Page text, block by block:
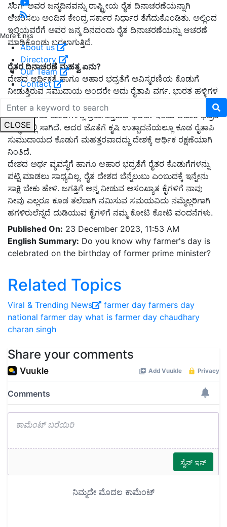
More Links
About us
Directory
Our Team
Contact
CLOSE
ಸಿಂಗ್ ಅವರ ಜನ್ಮದಿನವನ್ನು ರಾಷ್ಟ್ರೀಯ ರೈತ ದಿನಾಚರಣೆಯನ್ನಾಗಿ
ಆಚರಿಸಲು ಅಂದಿನ ಕೇಂದ್ರ ಸರ್ಕಾರ ನಿರ್ಧಾರ ತೆಗೆದುಕೊಂಡಿತು. ಅಲ್ಲಿಂದ
ಇಲ್ಲಿಯವರೆಗೆ ಅವರ ಜನ್ಮ ದಿನದಂದು ರೈತ ದಿನಾಚರಣೆಯನ್ನು ಆಚರಣೆ
ಮಾಡಿಕೊಂಡು ಬರಲಾಗುತ್ತಿದೆ.
ರೈತರ ದಿನಾಚರಣೆ ಮಹತ್ವ ಏನು?
ದೇಶದ ಆರ್ಥಿಕತೆ ಹಾಗೂ ಆಹಾರ ಭದ್ರತೆಗೆ ಅವಿಸ್ಮರಣಿಯ ಕೊಡುಗೆ
ನೀಡುತ್ತಿರುವ ಸಮುದಾಯ ಅಂದರೇ ಅದು ರೈತಾಪಿ ವರ್ಗ. ಭಾರತ ಹಳ್ಳಿಗಳ
ದೇಶವಾಗಿದ್ದು ಇಲ್ಲಿ ಕೃಷಿಯೇ ಪ್ರಧಾನ ಕಸುಬಾಗಿದೆ. ದೇಶದ ಅಂಸಂಖ್ಯಾತ
ರೈತರು ಇಂದು ಹೊಲಗಳಲ್ಲಿ ಶ್ರಮಿಸುತ್ತಿರುವ ಫಲವೇ ಇಂದು ಆಹಾರ ಭದ್ರತೆ
ಸುಸ್ಥಿಯಲ್ಲಿ ಸಾಗಿದೆ. ಅದರ ಜೊತೆಗೆ ಕೃಷಿ ಉತ್ಪಾದನೆಯಲ್ಲೂ ಕೂಡ ರೈತಾಪಿ
ಸುಮುದಾಯದ ಕೊಡುಗೆ ಮಹತ್ತರವಾದದ್ದು ದೇಶಕ್ಕೆ ಆರ್ಥಿಕ ರಕ್ಷಣೆಯಾಗಿ
ನಿಂತಿದೆ.
ದೇಶದ ಅರ್ಥ ವ್ಯವಸ್ಥೆಗೆ ಹಾಗೂ ಆಹಾರ ಭದ್ರತೆಗೆ ರೈತರ ಕೊಡುಗೆಗಳನ್ನು
ಪಟ್ಟಿ ಮಾಡಲು ಸಾಧ್ಯವಿಲ್ಲ. ರೈತ ದೇಶದ ಬೆನ್ನೆಲುಬು ಎಂಬುದಕ್ಕೆ ಇನ್ನೇನು
ಸಾಕ್ಷಿ ಬೇಕು ಹೇಳಿ. ಜಗತ್ತಿಗೆ ಅನ್ನ ನೀಡುವ ಅಸಂಖ್ಯಾತ ಕೈಗಳಿಗೆ ನಾವು
ನೀವು ಎಲ್ಲರೂ ಕೂಡ ತಲೆಬಾಗಿ ನಮಿಸುವ ಸಮಯವಿದು ನಮ್ಮೆಲ್ಲರಿಗಾಗಿ
ಹಗಳಿರುಲೆನ್ನದೆ ದುಡಿಯುವ ಕೈಗಳಿಗೆ ನಮ್ಮ ಕೋಟಿ ಕೋಟಿ ವಂದನೆಗಳು.
Published On: 23 December 2023, 11:53 AM
English Summary: Do you know why farmer's day is
celebrated on the birthday of former prime minister?
Related Topics
Viral ‍& Trending News farmer day farmers day
national farmer day what is farmer day chaudhary
charan singh
Share your comments